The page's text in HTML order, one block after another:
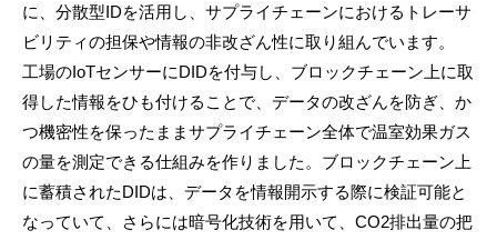
に、分散型IDを活用し、サプライチェーンにおけるトレーサ
ビリティの担保や情報の非改ざん性に取り組んでいます。
工場のIoTセンサーにDIDを付与し、ブロックチェーン上に取
得した情報をひも付けることで、データの改ざんを防ぎ、か
つ機密性を保ったままサプライチェーン全体で温室効果ガス
の量を測定できる仕組みを作りました。ブロックチェーン上
に蓄積されたDIDは、データを情報開示する際に検証可能と
なっていて、さらには暗号化技術を用いて、CO2排出量の把